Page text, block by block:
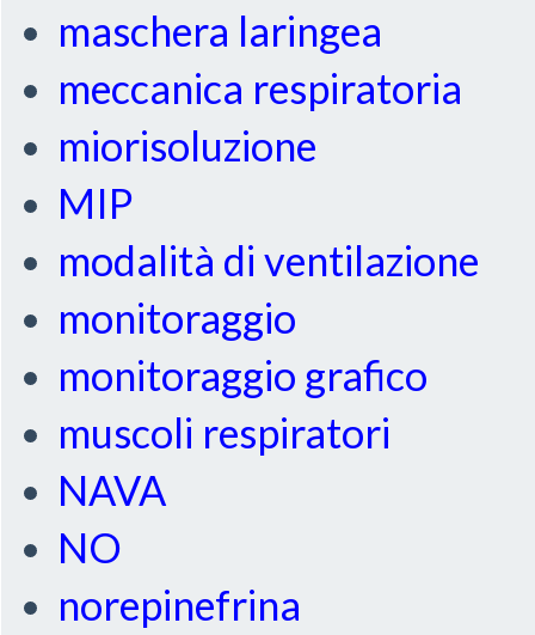
maschera laringea
meccanica respiratoria
miorisoluzione
MIP
modalità di ventilazione
monitoraggio
monitoraggio grafico
muscoli respiratori
NAVA
NO
norepinefrina